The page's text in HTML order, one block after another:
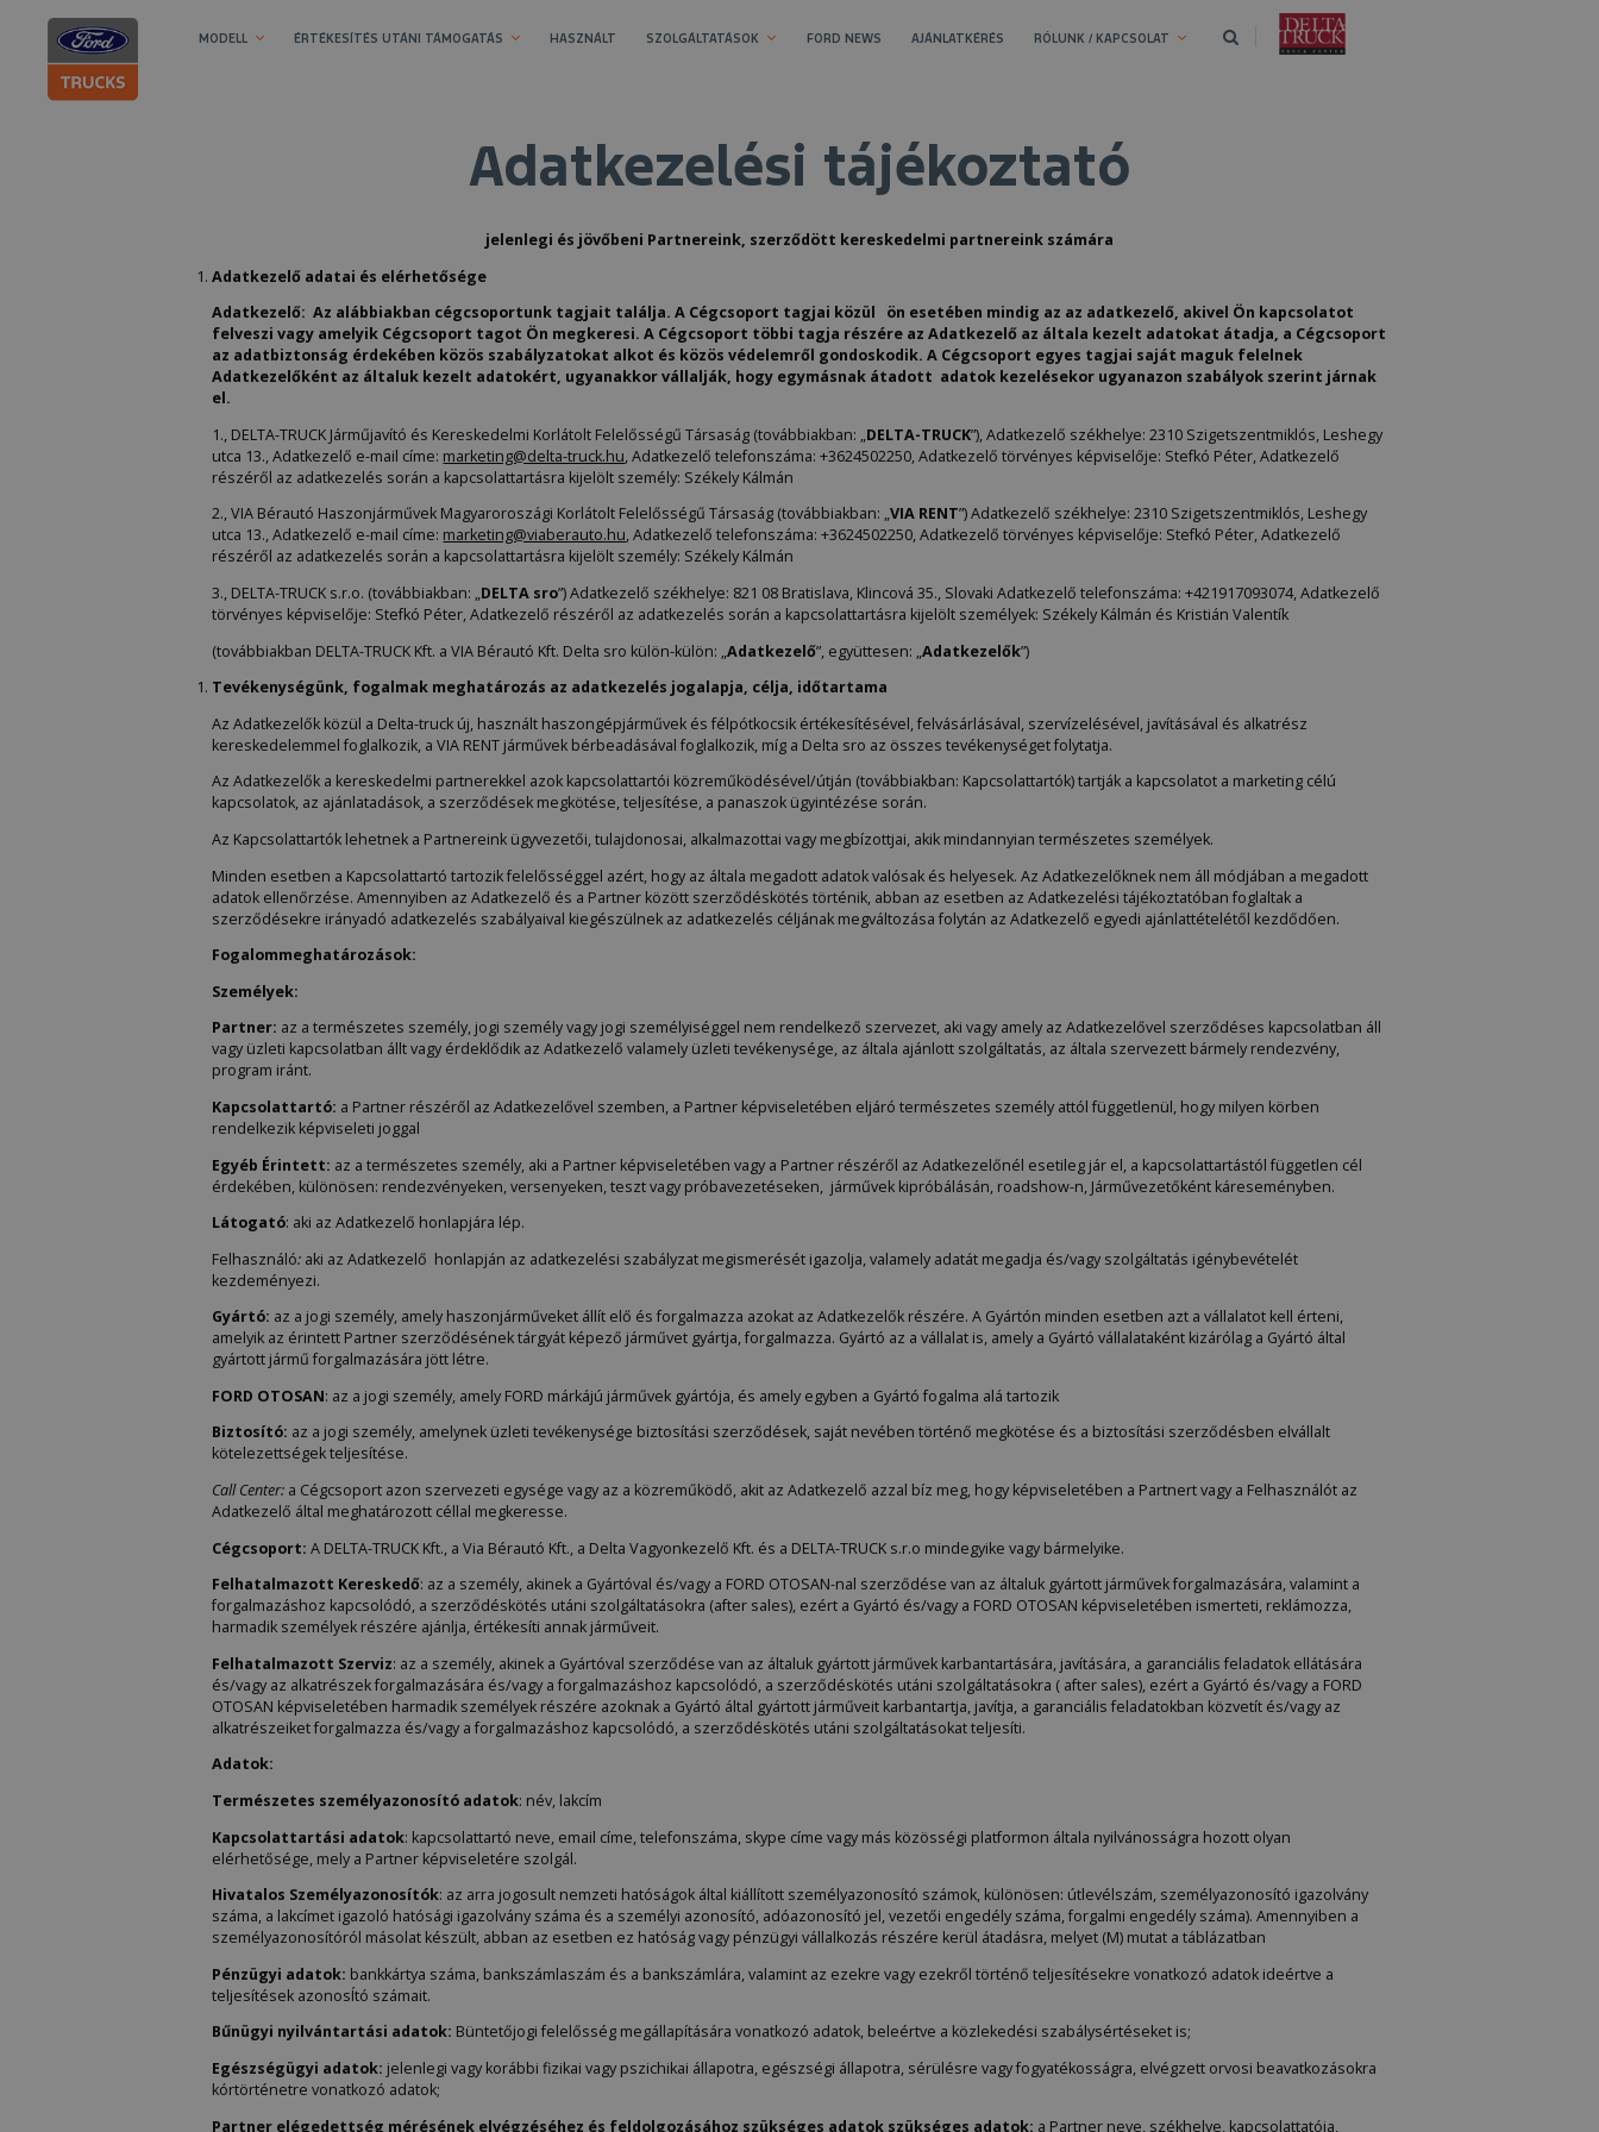
MODELL ÉRTÉKESÍTÉS UTÁNI TÁMOGATÁS HASZNÁLT SZOLGÁLTATÁSOK FORD NEWS AJÁNLATKÉRÉS RÓLUNK / KAPCSOLAT
Adatkezelési tájékoztató
jelenlegi és jövőbeni Partnereink, szerződött kereskedelmi partnereink számára
Adatkezelő adatai és elérhetősége
Adatkezelő: Az alábbiakban cégcsoportunk tagjait találja. A Cégcsoport tagjai közül ön esetében mindig az az adatkezelő, akivel Ön kapcsolatot
felveszi vagy amelyik Cégcsoport tagot Ön megkeresi. A Cégcsoport többi tagja részére az Adatkezelő az általa kezelt adatokat átadja, a Cégcsoport
az adatbiztonság érdekében közös szabályzatokat alkot és közös védelemről gondoskodik. A Cégcsoport egyes tagjai saját maguk felelnek
Adatkezelőként az általuk kezelt adatokért, ugyanakkor vállalják, hogy egymásnak átadott adatok kezelésekor ugyanazon szabályok szerint járnak
el.
1., DELTA-TRUCK Járműjavító és Kereskedelmi Korlátolt Felelősségű Társaság (továbbiakban: „DELTA-TRUCK”), Adatkezelő székhelye: 2310 Szigetszentmiklós, Leshegy
utca 13., Adatkezelő e-mail címe: marketing@delta-truck.hu, Adatkezelő telefonszáma: +3624502250, Adatkezelő törvényes képviselője: Stefkó Péter, Adatkezelő
részéről az adatkezelés során a kapcsolattartásra kijelölt személy: Székely Kálmán
2., VIA Bérautó Haszonjárművek Magyaroroszági Korlátolt Felelősségű Társaság (továbbiakban: „VIA RENT”) Adatkezelő székhelye: 2310 Szigetszentmiklós, Leshegy
utca 13., Adatkezelő e-mail címe: marketing@viaberauto.hu, Adatkezelő telefonszáma: +3624502250, Adatkezelő törvényes képviselője: Stefkó Péter, Adatkezelő
részéről az adatkezelés során a kapcsolattartásra kijelölt személy: Székely Kálmán
3., DELTA-TRUCK s.r.o. (továbbiakban: „DELTA sro”) Adatkezelő székhelye: 821 08 Bratislava, Klincová 35., Slovaki Adatkezelő telefonszáma: +421917093074, Adatkezelő
törvényes képviselője: Stefkó Péter, Adatkezelő részéről az adatkezelés során a kapcsolattartásra kijelölt személyek: Székely Kálmán és Kristián Valentík
(továbbiakban DELTA-TRUCK Kft. a VIA Bérautó Kft. Delta sro külön-külön: „Adatkezelő”, együttesen: „Adatkezelők”)
Tevékenységünk, fogalmak meghatározás az adatkezelés jogalapja, célja, időtartama
Az Adatkezelők közül a Delta-truck új, használt haszongépjárművek és félpótkocsik értékesítésével, felvásárlásával, szervízelésével, javításával és alkatrész
kereskedelemmel foglalkozik, a VIA RENT járművek bérbeadásával foglalkozik, míg a Delta sro az összes tevékenységet folytatja.
Az Adatkezelők a kereskedelmi partnerekkel azok kapcsolattartói közreműködésével/útján (továbbiakban: Kapcsolattartók) tartják a kapcsolatot a marketing célú
kapcsolatok, az ajánlatadások, a szerződések megkötése, teljesítése, a panaszok ügyintézése során.
Az Kapcsolattartók lehetnek a Partnereink ügyvezetői, tulajdonosai, alkalmazottai vagy megbízottjai, akik mindannyian természetes személyek.
Minden esetben a Kapcsolattartó tartozik felelősséggel azért, hogy az általa megadott adatok valósak és helyesek. Az Adatkezelőknek nem áll módjában a megadott
adatok ellenőrzése. Amennyiben az Adatkezelő és a Partner között szerződéskötés történik, abban az esetben az Adatkezelési tájékoztatóban foglaltak a
szerződésekre irányadó adatkezelés szabályaival kiegészülnek az adatkezelés céljának megváltozása folytán az Adatkezelő egyedi ajánlattételétől kezdődően.
Fogalommeghatározások:
Személyek:
Partner: az a természetes személy, jogi személy vagy jogi személyiséggel nem rendelkező szervezet, aki vagy amely az Adatkezelővel szerződéses kapcsolatban áll
vagy üzleti kapcsolatban állt vagy érdeklődik az Adatkezelő valamely üzleti tevékenysége, az általa ajánlott szolgáltatás, az általa szervezett bármely rendezvény,
program iránt.
Kapcsolattartó: a Partner részéről az Adatkezelővel szemben, a Partner képviseletében eljáró természetes személy attól függetlenül, hogy milyen körben
rendelkezik képviseleti joggal
Egyéb Érintett: az a természetes személy, aki a Partner képviseletében vagy a Partner részéről az Adatkezelőnél esetileg jár el, a kapcsolattartástól független cél
érdekében, különösen: rendezvényeken, versenyeken, teszt vagy próbavezetéseken, járművek kipróbálásán, roadshow-n, Járművezetőként káreseményben.
Látogató: aki az Adatkezelő honlapjára lép.
Felhasználó: aki az Adatkezelő honlapján az adatkezelési szabályzat megismerését igazolja, valamely adatát megadja és/vagy szolgáltatás igénybevételét
kezdeményezi.
Gyártó: az a jogi személy, amely haszonjárműveket állít elő és forgalmazza azokat az Adatkezelők részére. A Gyártón minden esetben azt a vállalatot kell érteni,
amelyik az érintett Partner szerződésének tárgyát képező járművet gyártja, forgalmazza. Gyártó az a vállalat is, amely a Gyártó vállalataként kizárólag a Gyártó által
gyártott jármű forgalmazására jött létre.
FORD OTOSAN: az a jogi személy, amely FORD márkájú járművek gyártója, és amely egyben a Gyártó fogalma alá tartozik
Biztosító: az a jogi személy, amelynek üzleti tevékenysége biztosítási szerződések, saját nevében történő megkötése és a biztosítási szerződésben elvállalt
kötelezettségek teljesítése.
Call Center: a Cégcsoport azon szervezeti egysége vagy az a közreműködő, akit az Adatkezelő azzal bíz meg, hogy képviseletében a Partnert vagy a Felhasználót az
Adatkezelő által meghatározott céllal megkeresse.
Cégcsoport: A DELTA-TRUCK Kft., a Via Bérautó Kft., a Delta Vagyonkezelő Kft. és a DELTA-TRUCK s.r.o mindegyike vagy bármelyike.
Felhatalmazott Kereskedő: az a személy, akinek a Gyártóval és/vagy a FORD OTOSAN-nal szerződése van az általuk gyártott járművek forgalmazására, valamint a
forgalmazáshoz kapcsolódó, a szerződéskötés utáni szolgáltatásokra (after sales), ezért a Gyártó és/vagy a FORD OTOSAN képviseletében ismerteti, reklámozza,
harmadik személyek részére ajánlja, értékesíti annak járműveit.
Felhatalmazott Szerviz: az a személy, akinek a Gyártóval szerződése van az általuk gyártott járművek karbantartására, javítására, a garanciális feladatok ellátására
és/vagy az alkatrészek forgalmazására és/vagy a forgalmazáshoz kapcsolódó, a szerződéskötés utáni szolgáltatásokra ( after sales), ezért a Gyártó és/vagy a FORD
OTOSAN képviseletében harmadik személyek részére azoknak a Gyártó által gyártott járműveit karbantartja, javítja, a garanciális feladatokban közvetít és/vagy az
alkatrészeiket forgalmazza és/vagy a forgalmazáshoz kapcsolódó, a szerződéskötés utáni szolgáltatásokat teljesíti.
Adatok:
Természetes személyazonosító adatok: név, lakcím
Kapcsolattartási adatok: kapcsolattartó neve, email címe, telefonszáma, skype címe vagy más közösségi platformon általa nyilvánosságra hozott olyan
elérhetősége, mely a Partner képviseletére szolgál.
Hivatalos Személyazonosítók: az arra jogosult nemzeti hatóságok által kiállított személyazonosító számok, különösen: útlevélszám, személyazonosító igazolvány
száma, a lakcímet igazoló hatósági igazolvány száma és a személyi azonosító, adóazonosító jel, vezetői engedély száma, forgalmi engedély száma). Amennyiben a
személyazonosítóról másolat készült, abban az esetben ez hatóság vagy pénzügyi vállalkozás részére kerül átadásra, melyet (M) mutat a táblázatban
Pénzügyi adatok: bankkártya száma, bankszámlaszám és a bankszámlára, valamint az ezekre vagy ezekről történő teljesítésekre vonatkozó adatok ideértve a
teljesítések azonosÍtó számait.
Bűnügyi nyilvántartási adatok: Büntetőjogi felelősség megállapítására vonatkozó adatok, beleértve a közlekedési szabálysértéseket is;
Egészségügyi adatok: jelenlegi vagy korábbi fizikai vagy pszichikai állapotra, egészségi állapotra, sérülésre vagy fogyatékosságra, elvégzett orvosi beavatkozásokra
kórtörténetre vonatkozó adatok;
Partner elégedettség mérésének elvégzéséhez és feldolgozásához szükséges adatok szükséges adatok: a Partner neve, székhelye, kapcsolattatója,